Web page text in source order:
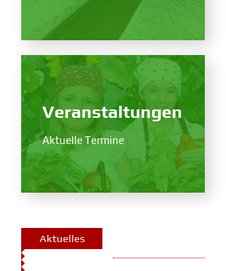
Veranstaltungen
Aktuelle Termine
Aktuelles